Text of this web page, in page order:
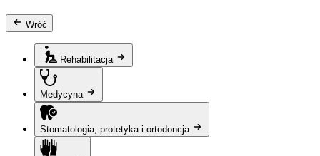
Wróć
Rehabilitacja
Medycyna
Stomatologia, protetyka i ortodoncja